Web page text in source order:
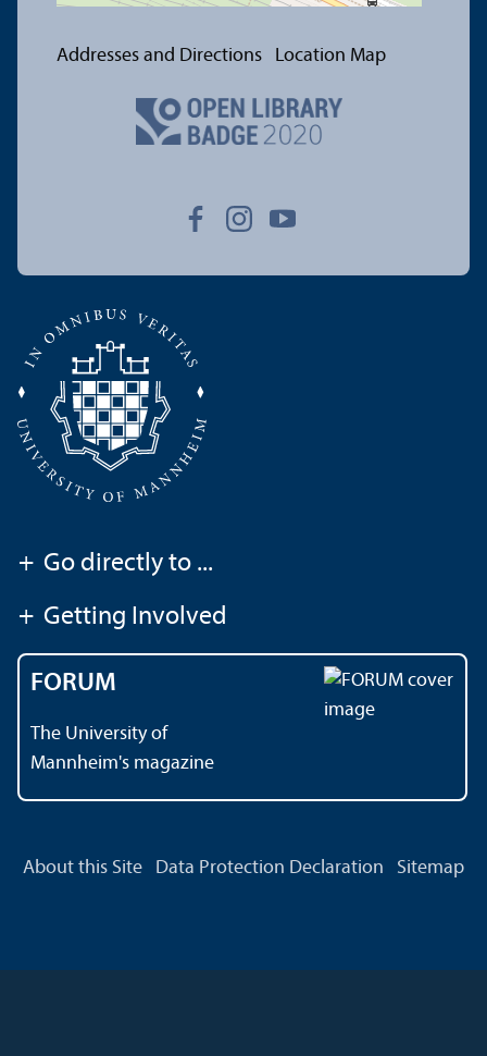
Addresses and Directions Location Map
+ Go directly to ...
+ Getting Involved
FORUM
The University of
Mannheim's magazine
About this Site Data Protection Declaration Sitemap